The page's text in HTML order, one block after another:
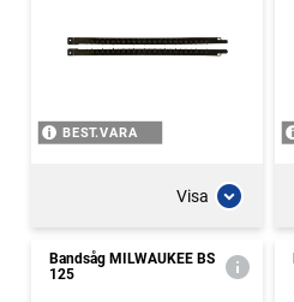
BEST.VARA
Visa
Bandsåg MILWAUKEE BS
125